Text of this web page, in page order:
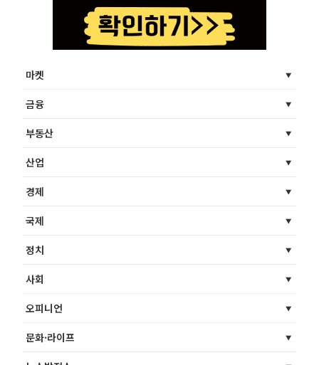
마켓
금융
부동산
산업
경제
국제
정치
사회
오피니언
문화·라이프